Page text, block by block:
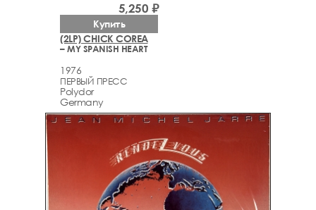
(2LP) CHICK COREA
– MY SPANISH HEART
1976
ПЕРВЫЙ ПРЕСС
Polydor
Germany
5,250 ₽
Купить